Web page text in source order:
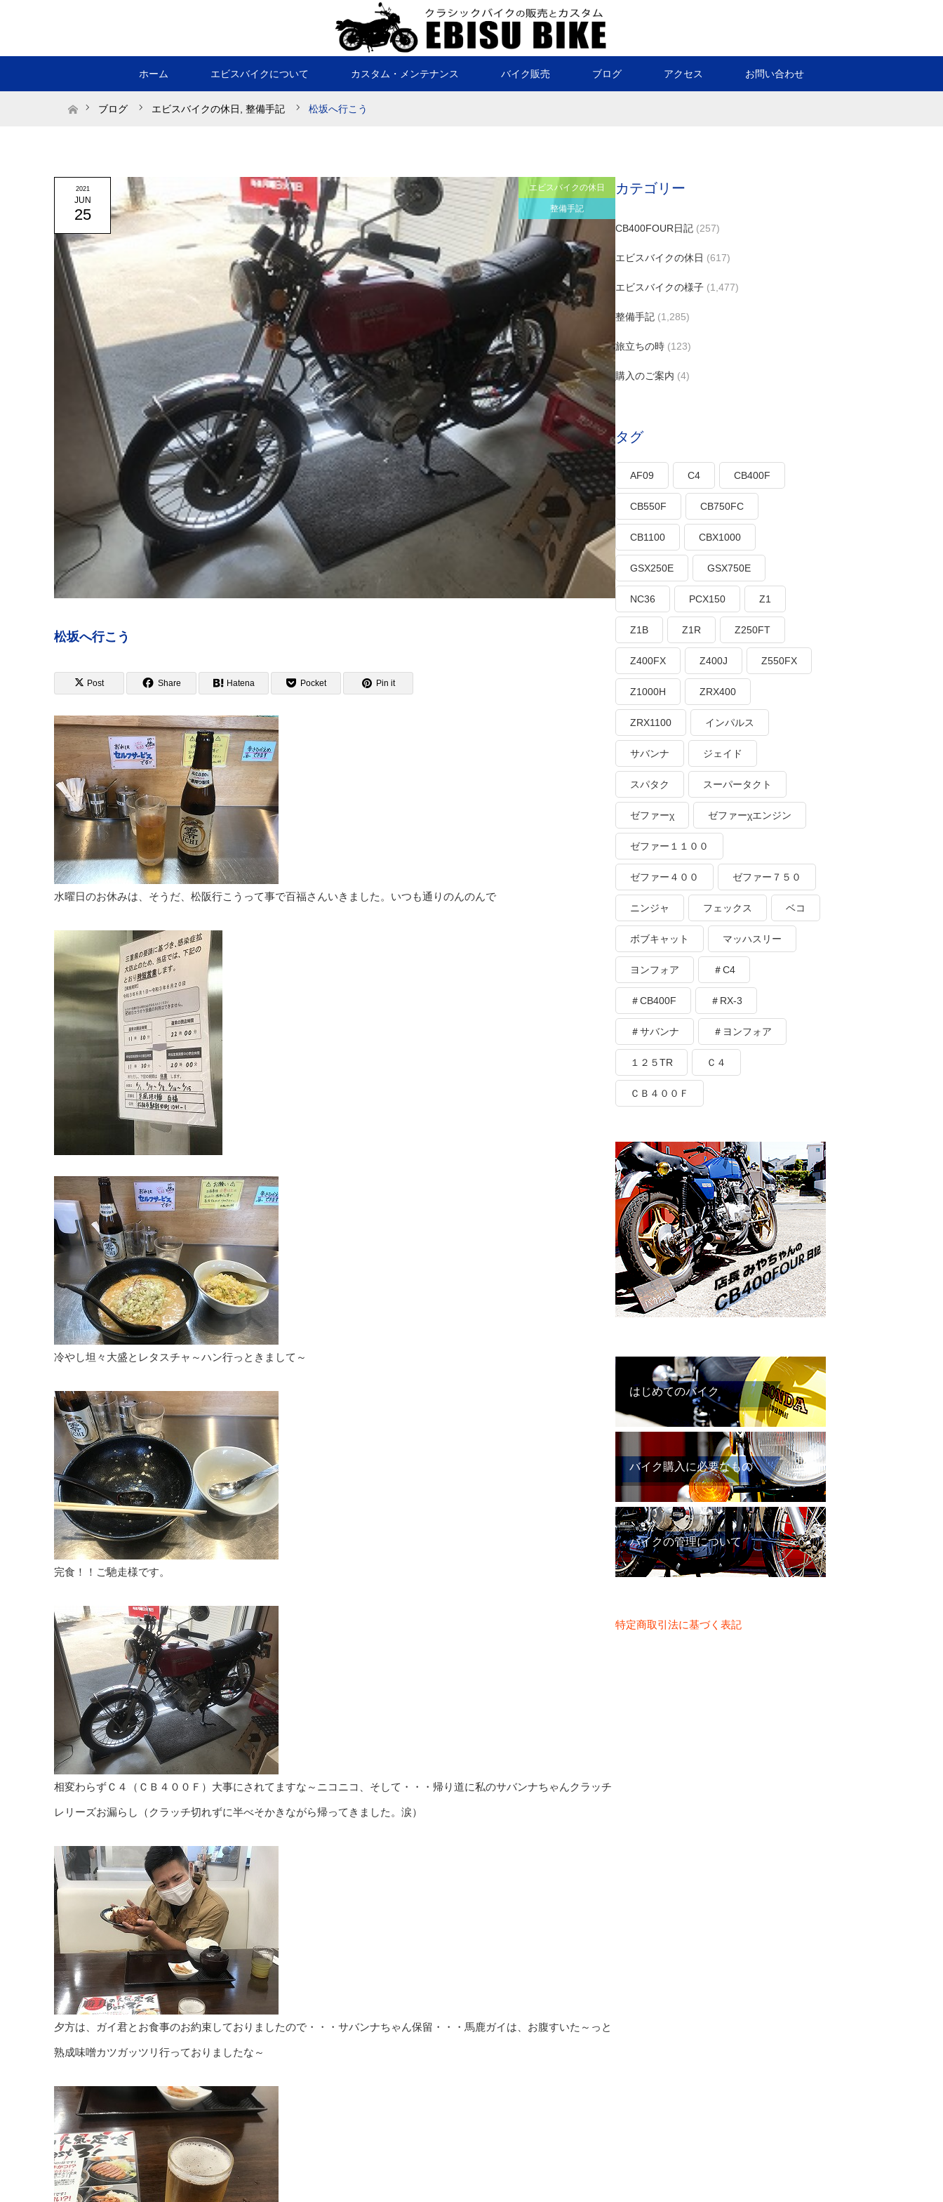
ホーム エビスバイクについて カスタム・メンテナンス バイク販売 ブログ アクセス お問い合わせ
ホームブログ エビスバイクの休日 整備手記 松坂へ行こう
2021
JUN
25
エビスバイクの休日
整備手記
松坂へ行こう
Post Share Hatena Pocket Pin it
水曜日のお休みは、そうだ、松阪行こうって事で百福さんいきました。いつも通りのんのんで
冷やし坦々大盛とレタスチャ～ハン行っときまして～
完食！！ご馳走様です。
相変わらずＣ４（ＣＢ４００Ｆ）大事にされてますな～ニコニコ、そして・・・帰り道に私のサバンナちゃんクラッチ
レリーズお漏らし（クラッチ切れずに半べそかきながら帰ってきました。涙）
夕方は、ガイ君とお食事のお約束しておりましたので・・・サバンナちゃん保留・・・馬鹿ガイは、お腹すいた～っと
熟成味噌カツガッツリ行っておりましたな～
カテゴリー
CB400FOUR日記 (257)
エビスバイクの休日 (617)
エビスバイクの様子 (1,477)
整備手記 (1,285)
旅立ちの時 (123)
購入のご案内 (4)
タグ
AF09 C4 CB400F
CB550F CB750FC
CB1100 CBX1000
GSX250E GSX750E
NC36 PCX150 Z1
Z1B Z1R Z250FT
Z400FX Z400J Z550FX
Z1000H ZRX400
ZRX1100 インパルス
サバンナ ジェイド
スパタク スーパータクト
ゼファーχ ゼファーχエンジン
ゼファー１１００
ゼファー４００ ゼファー７５０
ニンジャ フェックス ベコ
ボブキャット マッハスリー
ヨンフォア ＃C4
＃CB400F ＃RX-3
＃サバンナ ＃ヨンフォア
１２５TR Ｃ４
ＣＢ４００Ｆ
はじめてのバイク
バイク購入に必要なもの
バイクの管理について
特定商取引法に基づく表記